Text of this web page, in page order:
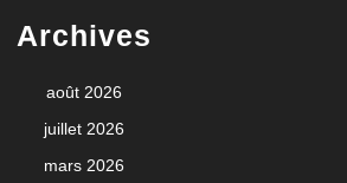
Archives
août 2026
juillet 2026
mars 2026